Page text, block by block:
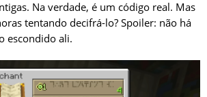
Na verdade, é um código real. Mas
tentando decifrá-lo? Spoiler: não há
escondido ali.